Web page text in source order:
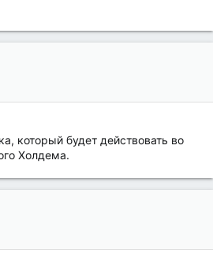
который будет действовать во
Холдема.